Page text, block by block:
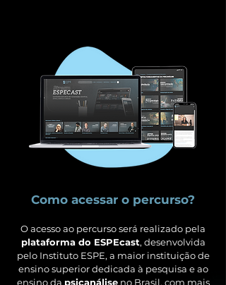
Como acessar o percurso?
O acesso ao percurso será realizado pela
plataforma do ESPEcast, desenvolvida
pelo Instituto ESPE, a maior instituição de
ensino superior dedicada à pesquisa e ao
ensino da psicanáliseno Brasil, com mais